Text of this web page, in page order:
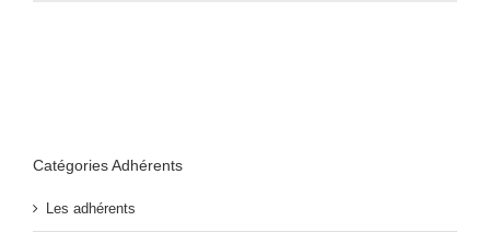
Catégories Adhérents
Les adhérents